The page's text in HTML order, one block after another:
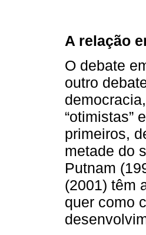
A relação
O debate
outro
“otimistas”
primeiros,
metade do
Putnam
(2001) têm
quer como